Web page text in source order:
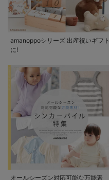
amanoppoシリーズ 出産祝いギフト
に!
オールシーズン対応可能な万能素